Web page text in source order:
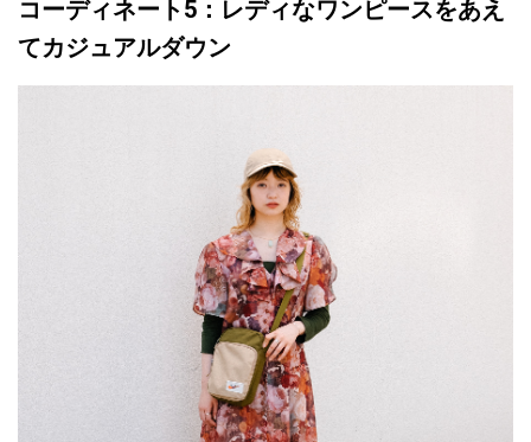
コーディネート5：レディなワンピースをあえ
てカジュアルダウン